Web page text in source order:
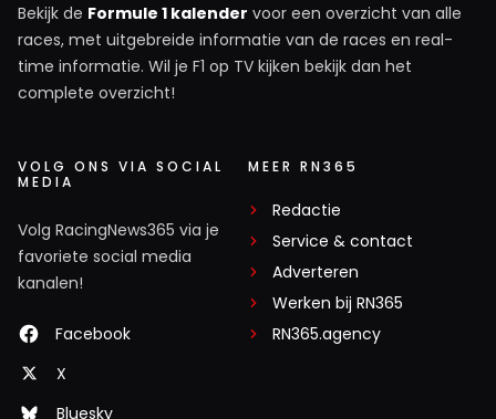
Bekijk de Formule 1 kalender voor een overzicht van alle
races, met uitgebreide informatie van de races en real-
time informatie. Wil je F1 op TV kijken bekijk dan het
complete overzicht!
VOLG ONS VIA SOCIAL
MEDIA
Volg RacingNews365 via je
favoriete social media
kanalen!
Facebook
X
Bluesky
MEER RN365
Redactie
Service & contact
Adverteren
Werken bij RN365
RN365.agency